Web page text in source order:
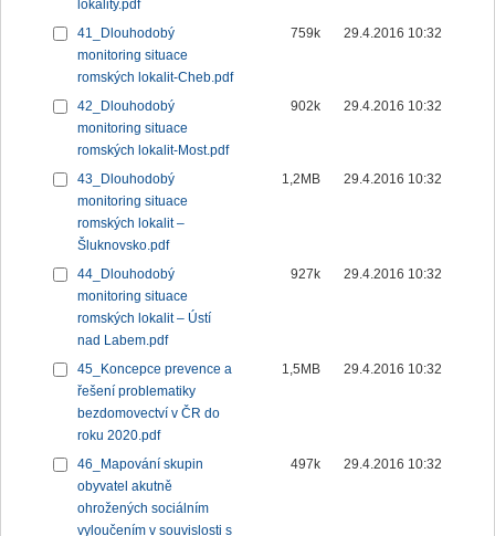
lokality.pdf
41_Dlouhodobý
monitoring situace
romských lokalit-Cheb.pdf
759k 29.4.2016 10:32
42_Dlouhodobý
monitoring situace
romských lokalit-Most.pdf
902k 29.4.2016 10:32
43_Dlouhodobý
monitoring situace
romských lokalit –
Šluknovsko.pdf
1,2MB 29.4.2016 10:32
44_Dlouhodobý
monitoring situace
romských lokalit – Ústí
nad Labem.pdf
927k 29.4.2016 10:32
45_Koncepce prevence a
řešení problematiky
bezdomovectví v ČR do
roku 2020.pdf
1,5MB 29.4.2016 10:32
46_Mapování skupin
obyvatel akutně
ohrožených sociálním
vyloučením v souvislosti s
497k 29.4.2016 10:32